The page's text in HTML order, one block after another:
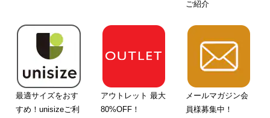
ご紹介
最適サイズをおす
すめ！unisizeご利
アウトレット 最大
80%OFF！
メールマガジン会
員様募集中！